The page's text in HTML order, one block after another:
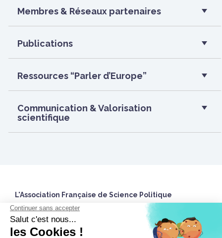
Membres & Réseaux partenaires
Publications
Ressources “Parler d’Europe”
Communication & Valorisation
scientifique
L'Association Française de Science Politique
27 rue Saint Guillaume
75337 Paris Cedex 07 France